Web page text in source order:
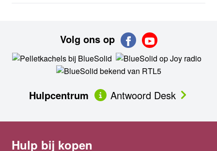
Volg ons op
Hulpcentrum Antwoord Desk
Hulp bij kopen